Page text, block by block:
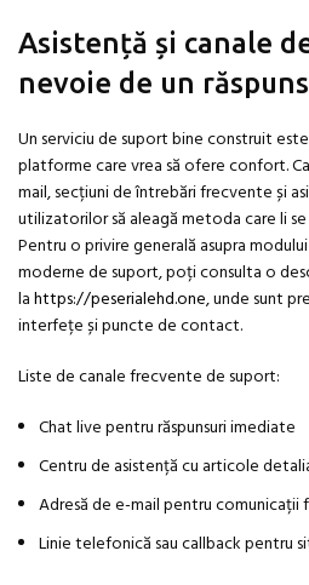
Asistență și canale
nevoie de un
Un serviciu de suport bine construit
platforme care vrea să ofere confort.
mail, secțiuni de întrebări frecvente și
utilizatorilor să aleagă metoda care li
Pentru o privire generală asupra
moderne de suport, poți consulta o
lahttps://peserialehd.one, unde sunt
interfețe și puncte de contact.
Liste de canale frecvente de suport:
Chat live pentru răspunsuri imediate
Centru de asistență cu articole
Adresă de e-mail pentru comunicații
Linie telefonică sau callback pentru